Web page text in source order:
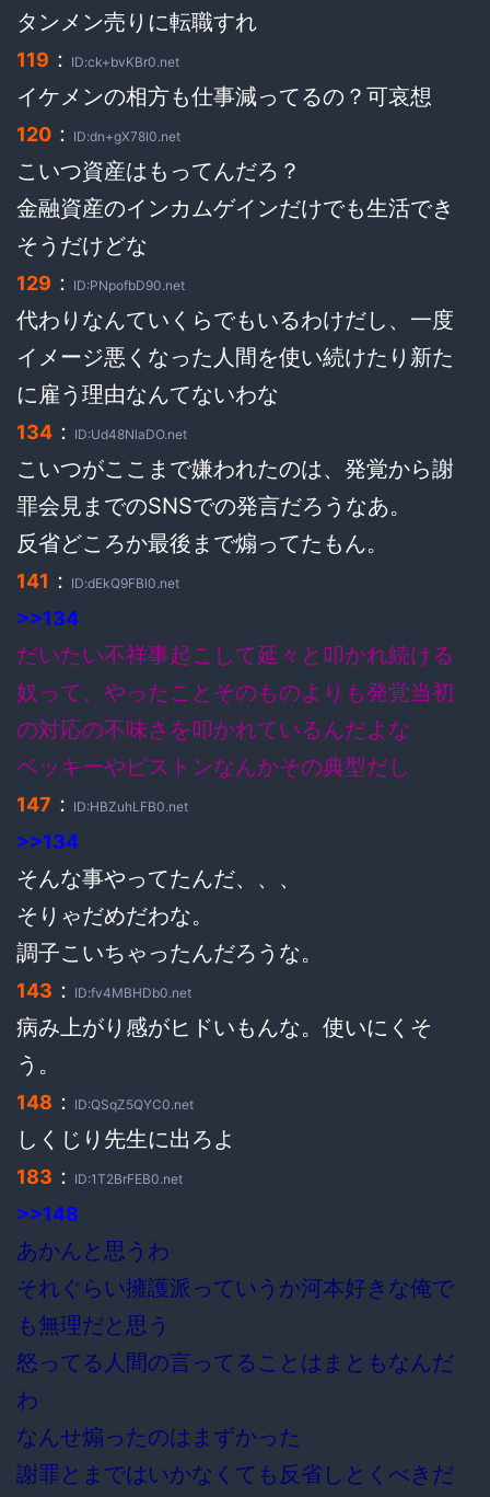
タンメン売りに転職すれ
119 ： ID:ck+bvKBr0.net
イケメンの相方も仕事減ってるの？可哀想
120 ： ID:dn+gX78I0.net
こいつ資産はもってんだろ？
金融資産のインカムゲインだけでも生活でき
そうだけどな
129 ： ID:PNpofbD90.net
代わりなんていくらでもいるわけだし、一度
イメージ悪くなった人間を使い続けたり新た
に雇う理由なんてないわな
134 ： ID:Ud48NlaDO.net
こいつがここまで嫌われたのは、発覚から謝
罪会見までのSNSでの発言だろうなあ。
反省どころか最後まで煽ってたもん。
141 ： ID:dEkQ9FBl0.net
>>134
だいたい不祥事起こして延々と叩かれ続ける
奴って、やったことそのものよりも発覚当初
の対応の不味さを叩かれているんだよな
ベッキーやピストンなんかその典型だし
147 ： ID:HBZuhLFB0.net
>>134
そんな事やってたんだ、、、
そりゃだめだわな。
調子こいちゃったんだろうな。
143 ： ID:fv4MBHDb0.net
病み上がり感がヒドいもんな。使いにくそ
う。
148 ： ID:QSqZ5QYC0.net
しくじり先生に出ろよ
183 ： ID:1T2BrFEB0.net
>>148
あかんと思うわ
それぐらい擁護派っていうか河本好きな俺で
も無理だと思う
怒ってる人間の言ってることはまともなんだ
わ
なんせ煽ったのはまずかった
謝罪とまではいかなくても反省しとくべきだ